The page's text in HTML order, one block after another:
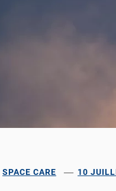
SPACE CARE 10